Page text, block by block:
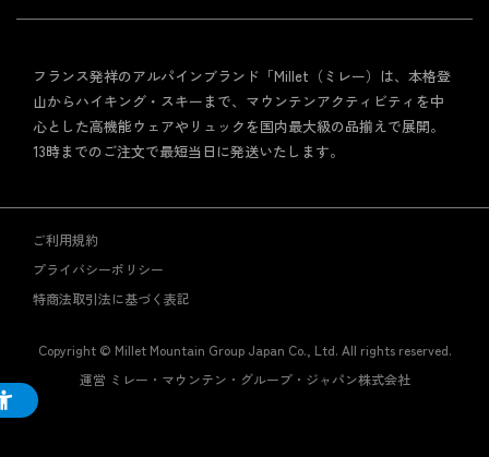
フランス発祥のアルパインブランド「Millet（ミレー）は、本格登
山からハイキング・スキーまで、マウンテンアクティビティを中
心とした高機能ウェアやリュックを国内最大級の品揃えで展開。
13時までのご注文で最短当日に発送いたします。
ご利用規約
プライバシーポリシー
特商法取引法に基づく表記
Copyright © Millet Mountain Group Japan Co., Ltd. All rights reserved.
運営 ミレー・マウンテン・グループ・ジャパン株式会社